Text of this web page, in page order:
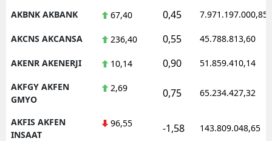
AKBNK AKBANK 67,40 0,45 7.971.197.000,85
AKCNS AKCANSA 236,40 0,55 45.788.813,60
AKENR AKENERJI 10,14 0,90 51.859.410,14
AKFGY AKFEN
GMYO
2,69 0,75 65.234.427,32
AKFIS AKFEN
INSAAT
96,55 -1,58 143.809.048,65